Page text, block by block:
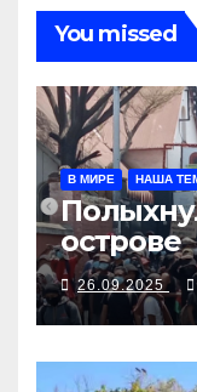
You missed
В МИРЕ НАША
острове
26.09.2025